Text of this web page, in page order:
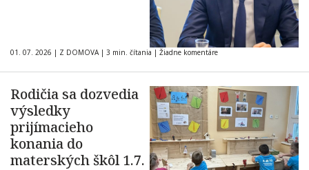
01. 07. 2026 | Z DOMOVA | 3 min. čítania | Žiadne komentáre
Rodičia sa dozvedia
výsledky
prijímacieho
konania do
materských škôl 1.7.